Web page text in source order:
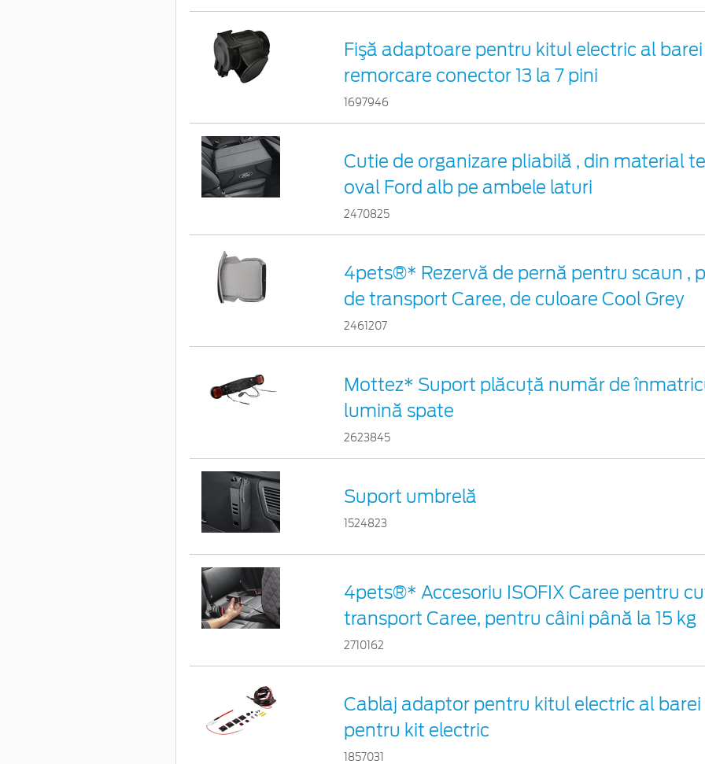
Fişă adaptoare pentru kitul electric al barei
remorcare conector 13 la 7 pini
1697946
Cutie de organizare pliabilă , din material
oval Ford alb pe ambele laturi
2470825
4pets®* Rezervă de pernă pentru scaun ,
de transport Caree, de culoare Cool Grey
2461207
Mottez* Suport plăcuță număr de
lumină spate
2623845
Suport umbrelă
1524823
4pets®* Accesoriu ISOFIX Caree pentru
transport Caree, pentru câini până la 15 kg
2710162
Cablaj adaptor pentru kitul electric al
pentru kit electric
1857031